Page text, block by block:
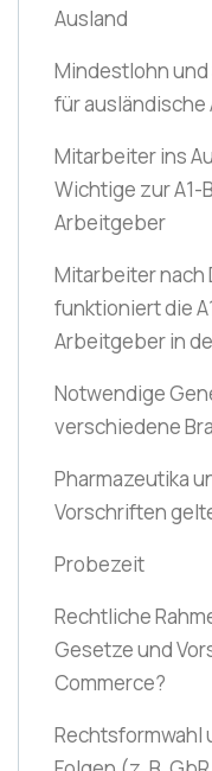
Ausland
Mindestlohn
für
Mitarbeiter ins
Wichtige zur
Arbeitgeber
Mitarbeiter nach
funktioniert die
Arbeitgeber in
Notwendige
verschiedene
Pharmazeutika
Vorschriften
Probezeit
Rechtliche
Gesetze und
Commerce?
Rechtsformwahl